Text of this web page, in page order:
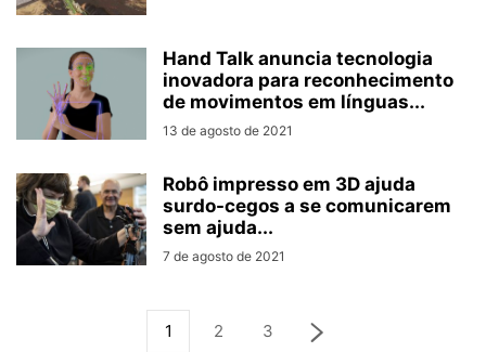
Hand Talk anuncia tecnologia
inovadora para reconhecimento
de movimentos em línguas...
13 de agosto de 2021
Robô impresso em 3D ajuda
surdo-cegos a se comunicarem
sem ajuda...
7 de agosto de 2021
1 2 3